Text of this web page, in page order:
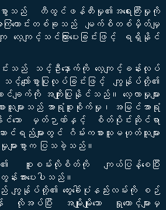
ာသည် တီထွင်ဖန်တီးမှု၏အရေးကြီးမှုကို
ကြံကောင်းတစ်ခုသည် မျက်စိတစ်မှိတ်မျှ
ေ့ကျင့်သင်ကြားပေးခြင်းဖြင့် ရရှိနိုင်
ခြင်းသည် သင့်ဦးနှောက်ကို လေ့ကျင့်ခန်းလုပ်
လျော်စွာပြုလုပ်ခြင်းဖြင့် ကျွန်ုပ်တို့၏
ချက်ကို အကျိုးပြုနိုင်သည်။ လေ့လာမှုများ
သူများသည် အာရုံစူးစိုက်မှု၊ အမြင်အာရုံ
င်သော မှတ်ဉာဏ်နှင့် စိတ်ပိုင်းဆိုင်ရာ
ောင်ရည်များတွင် ဂိမ်းကစားသူမဟုတ်သူများ
မှုများစွာက ပြသခဲ့သည်။
စူးစမ်းလိုစိတ်ကို ကျယ်ပြန့်စေပြီး
အားပေးပါသည်။
ကျွန်ုပ်တို့၏ တွေးခေါ်ပုံနည်းလမ်းကို စဉ်
ပ်ပြီး အမျိုးမျိုးသော ရှုထောင့်များမှ